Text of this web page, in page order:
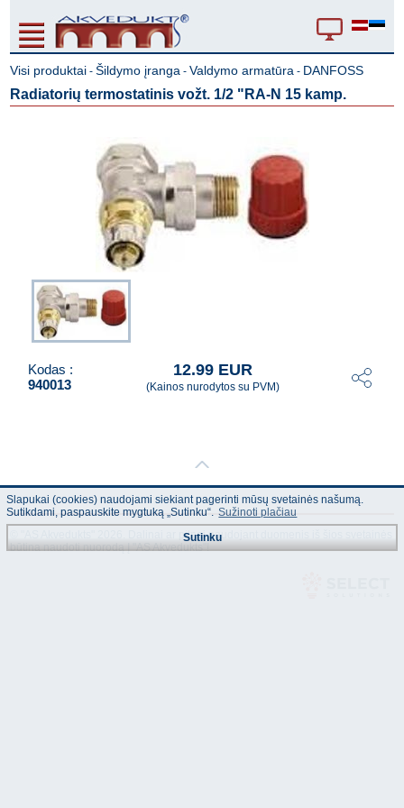
Visi produktai -Šildymo įranga -Valdymo armatūra - DANFOSS
Radiatorių termostatinis vožt. 1/2 "RA-N 15 kamp.
Kodas :
940013
12.99 EUR
(Kainos nurodytos su PVM)
© "AS Akvedukts" 2026. Dalinai ar pilnai naudojant duomenis iš šios svetainės
būtina naudoti nuorodą Į "AS Akvedukts"!
Slapukai (cookies) naudojami siekiant pagerinti mūsų svetainės našumą.
Sutikdami, paspauskite mygtuką „Sutinku“. Sužinoti plačiau
Sutinku